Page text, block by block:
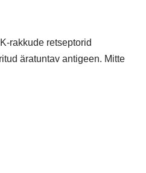
rakkude retseptorid
äratuntav antigeen. Mitte